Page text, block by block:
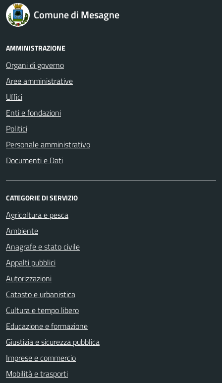
Comune di Mesagne
AMMINISTRAZIONE
Organi di governo
Aree amministrative
Uffici
Enti e fondazioni
Politici
Personale amministrativo
Documenti e Dati
CATEGORIE DI SERVIZIO
Agricoltura e pesca
Ambiente
Anagrafe e stato civile
Appalti pubblici
Autorizzazioni
Catasto e urbanistica
Cultura e tempo libero
Educazione e formazione
Giustizia e sicurezza pubblica
Imprese e commercio
Mobilità e trasporti